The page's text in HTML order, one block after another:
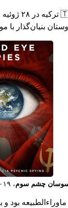
بنیان‌گذار
چشم سوم، ۲۰۱۹. تماشا در
بود و